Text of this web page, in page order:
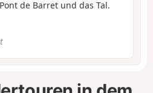
de Barret und das Tal.